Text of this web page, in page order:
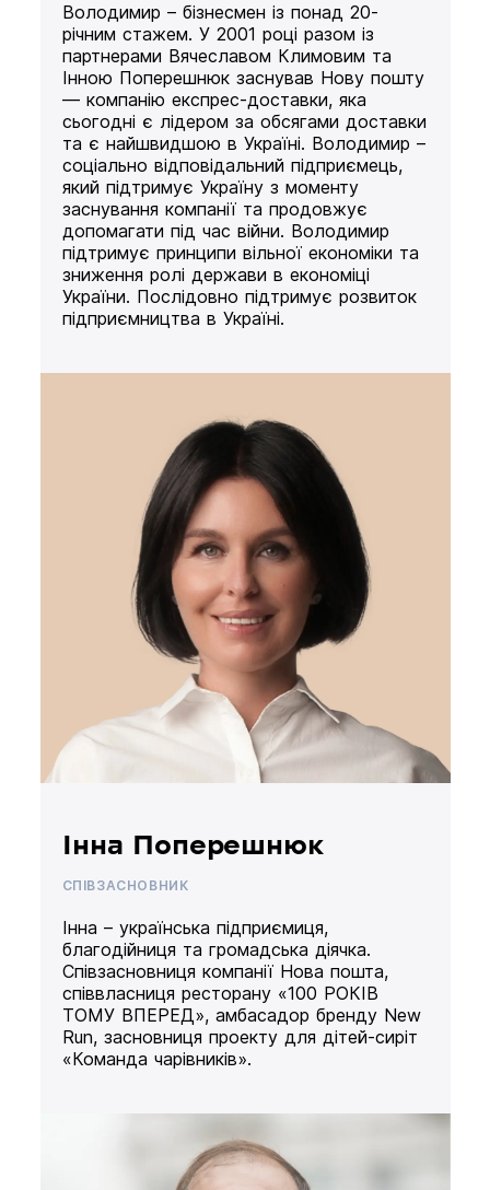
Володимир – бізнесмен із понад 20-
річним стажем. У 2001 році разом із
партнерами Вячеславом Климовим та
Інною Поперешнюк заснував Нову пошту
— компанію експрес-доставки, яка
сьогодні є лідером за обсягами доставки
та є найшвидшою в Україні. Володимир –
соціально відповідальний підприємець,
який підтримує Україну з моменту
заснування компанії та продовжує
допомагати під час війни. Володимир
підтримує принципи вільної економіки та
зниження ролі держави в економіці
України. Послідовно підтримує розвиток
підприємництва в Україні.
Інна Поперешнюк
СПІВЗАСНОВНИК
Інна – українська підприємиця,
благодійниця та громадська діячка.
Співзасновниця компанії Нова пошта,
співвласниця ресторану «100 РОКІВ
ТОМУ ВПЕРЕД», амбасадор бренду New
Run, засновниця проекту для дітей-сиріт
«Команда чарівників».